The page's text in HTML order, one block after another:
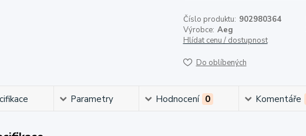
Číslo produktu: 902980364
Výrobce: Aeg
Hlídat cenu / dostupnost
Do oblíbených
Parametry Hodnocení 0 Komentáře